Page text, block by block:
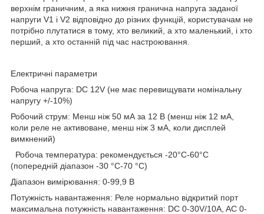
верхнім граничним, а яка нижня гранична напруга заданої
напруги V1 і V2 відповідно до різних функцій, користувачам не
потрібно плутатися в тому, хто великий, а хто маленький, і хто
перший, а хто останній під час настроювання.
Електричні параметри
Робоча напруга: DC 12V (не має перевищувати номінальну
напругу +/-10%)
Робочий струм: Менш ніж 50 мА за 12 В (менш ніж 12 мА,
коли реле не активоване, менш ніж 3 мА, коли дисплей
вимкнений)
Робоча температура: рекомендується -20°C-60°C
(попередній діапазон -30 °C-70 °C)
Діапазон вимірювання: 0-99,9 В
Потужність навантаження: Реле нормально відкритий порт
максимальна потужність навантаження: DC 0-30V/10A, AC 0-